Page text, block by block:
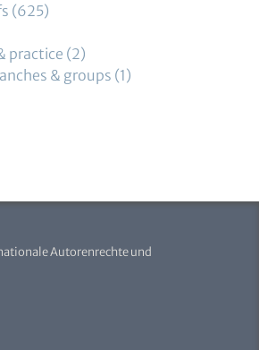
625
practice 2
& groups 1
Autorenrechte und